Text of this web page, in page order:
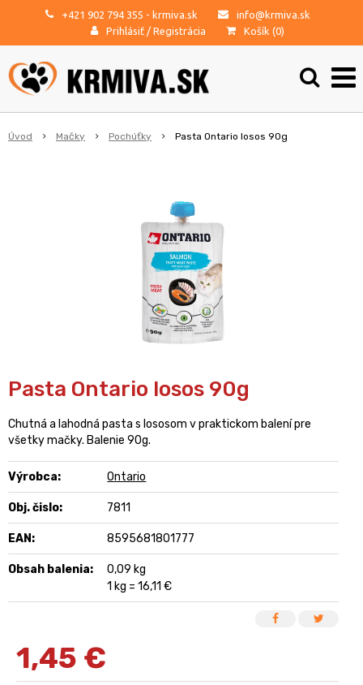
+421 902 794 355 - krmiva.sk
info@krmiva.sk
Prihlásiť / Registrácia Košík (0)
Úvod Mačky Pochúťky Pasta Ontario losos 90g
Pasta Ontario losos 90g
Chutná a lahodná pasta s lososom v praktickom balení pre
všetky mačky. Balenie 90g.
Výrobca: Ontario
Obj. čislo: 7811
EAN: 8595681801777
Obsah balenia:
0,09 kg
1 kg = 16,11 €
1,45 €